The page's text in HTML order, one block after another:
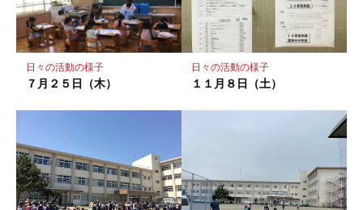
日々の活動の様子
７月２５日（木）
日々の活動の様子
１１月８日（土）